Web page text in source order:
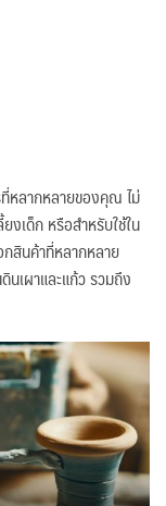
ลากหลายของคุณ ไม่
ยงเด็ก หรือสำหรับใช้ใน
กสินค้าที่หลากหลาย
นเผาและแก้ว รวมถึง